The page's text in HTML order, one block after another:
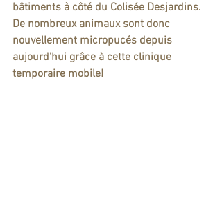
bâtiments à côté du Colisée Desjardins.
De nombreux animaux sont donc
nouvellement micropucés depuis
aujourd'hui grâce à cette clinique
temporaire mobile!